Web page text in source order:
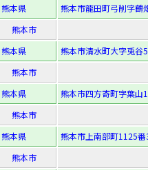
熊本県
熊本市龍田町弓削字鶴
熊本市
熊本県
熊本市清水町大字兎谷
熊本市
熊本県
熊本市四方寄町字葉山
熊本市
熊本県
熊本市上南部町1125番
熊本市